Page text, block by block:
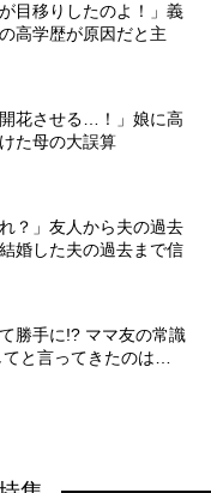
目移りしたのよ！」義
高学歴が原因だと主
花させる…！」娘に高
た母の大誤算
？」友人から夫の過去
婚した夫の過去まで信
勝手に!? ママ友の常識
と言ってきたのは…